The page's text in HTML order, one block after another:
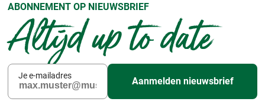
ABONNEMENT OP NIEUWSBRIEF
Altijd up to date
Je e-mailadres
Aanmelden nieuwsbrief